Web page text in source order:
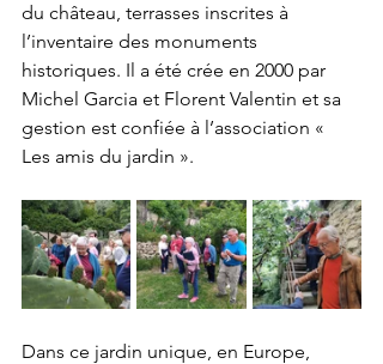
du château, terrasses inscrites à
l’inventaire des monuments
historiques. Il a été crée en 2000 par
Michel Garcia et Florent Valentin et sa
gestion est confiée à l’association «
Les amis du jardin ».
Dans ce jardin unique, en Europe,